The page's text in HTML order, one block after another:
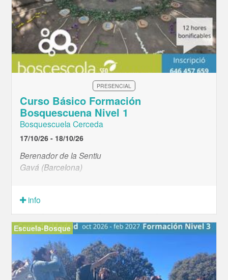
PRESENCIAL
Curso Básico Formación
Bosquescuena Nivel 1
Bosquescuela Cerceda
17/10/26 - 18/10/26
Berenador de la Sentiu
Gavá (Barcelona)
info
Escuela-Bosque